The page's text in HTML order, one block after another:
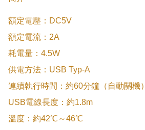
額定電壓：DC5V
額定電流：2A
耗電量：4.5W
供電方法：USB Typ-A
連續執行時間：約60分鐘（自動關機）
USB電線長度：約1.8m
溫度：約42℃～46℃